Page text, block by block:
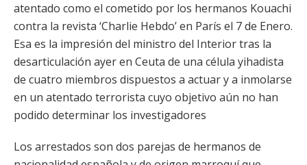
atentado como el cometido por los hermanos Kouachi
contra la revista ‘Charlie Hebdo’ en París el 7 de Enero.
Esa es la impresión del ministro del Interior tras la
desarticulación ayer en Ceuta de una célula yihadista
de cuatro miembros dispuestos a actuar y a inmolarse
en un atentado terrorista cuyo objetivo aún no han
podido determinar los investigadores
Los arrestados son dos parejas de hermanos de